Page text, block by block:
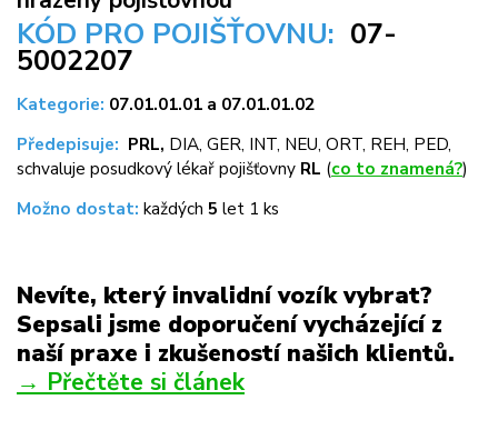
KÓD PRO POJIŠŤOVNU: 07-
5002207
Kategorie: 07.01.01.01 a 07.01.01.02
Předepisuje: PRL, DIA, GER, INT, NEU, ORT, REH, PED,
schvaluje posudkový lékař pojišťovny RL (co to znamená?)
Možno dostat: každých 5 let 1 ks
Nevíte, který invalidní vozík vybrat?
Sepsali jsme doporučení vycházející z
naší praxe i zkušeností našich klientů.
→ Přečtěte si článek